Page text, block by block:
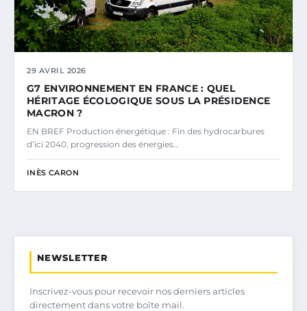
29 AVRIL 2026
G7 ENVIRONNEMENT EN FRANCE : QUEL
HÉRITAGE ÉCOLOGIQUE SOUS LA PRÉSIDENCE
MACRON ?
EN BREF Production énergétique : Fin des hydrocarbures
d’ici 2040, progression des énergies…
INÈS CARON
NEWSLETTER
Inscrivez-vous pour recevoir nos derniers articles
directement dans votre boîte mail.